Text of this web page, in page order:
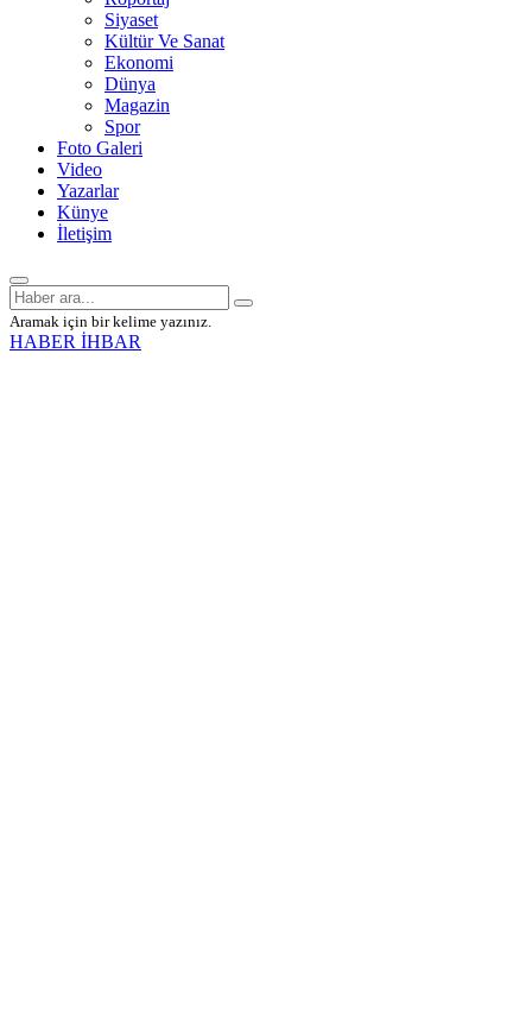
Siyaset
Kültür Ve Sanat
Ekonomi
Dünya
Magazin
Spor
Foto Galeri
Video
Yazarlar
Künye
İletişim
Aramak için bir kelime yazınız.
HABER İHBAR